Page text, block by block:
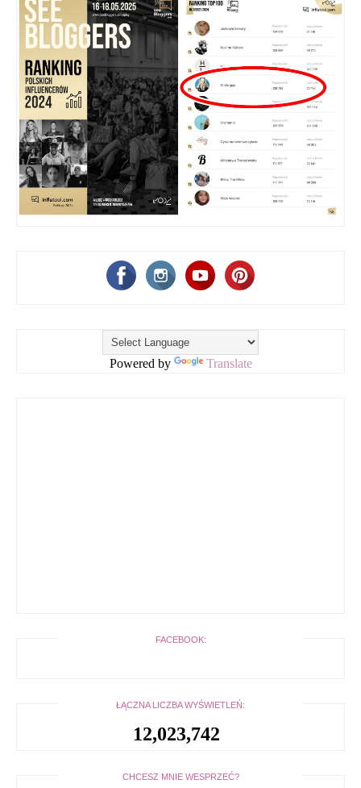
Powered by Translate
FACEBOOK:
ŁĄCZNA LICZBA WYŚWIETLEŃ:
12,023,742
CHCESZ MNIE WESPRZEĆ?